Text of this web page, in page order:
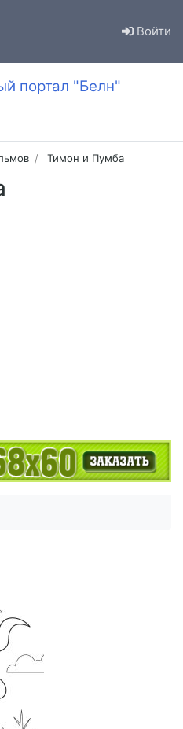
Войти
портал "Белн"
Тимон и Пумба